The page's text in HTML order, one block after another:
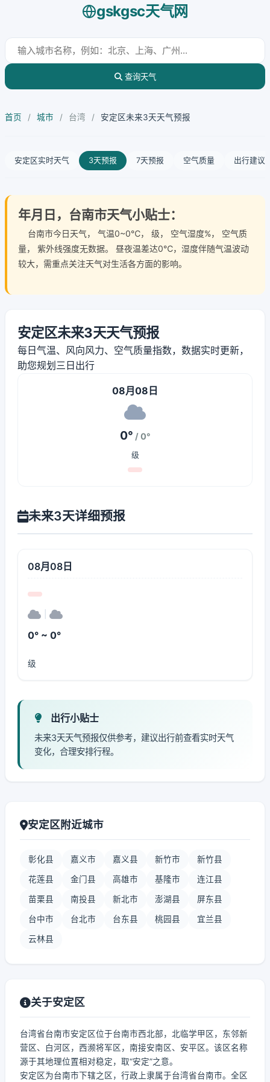
gskgsc天气网
查询天气
首页 / 城市 / 台湾 / 安定区未来3天天气预报
安定区实时天气 3天预报 7天预报 空气质量 出行建议
年月日，台南市天气小贴士：
台南市今日天气， 气温0~0℃， 级， 空气湿度%， 空气质
量， 紫外线强度无数据。 昼夜温差达0℃，湿度伴随气温波动
较大，需重点关注天气对生活各方面的影响。
安定区未来3天天气预报
每日气温、风向风力、空气质量指数，数据实时更新，
助您规划三日出行
08月08日
0° / 0°
级
未来3天详细预报
08月08日
0° ~ 0°
级
出行小贴士
未来3天天气预报仅供参考，建议出行前查看实时天气
变化，合理安排行程。
安定区附近城市
彰化县 嘉义市 嘉义县 新竹市 新竹县
花莲县 金门县 高雄市 基隆市 连江县
苗栗县 南投县 新北市 澎湖县 屏东县
台中市 台北市 台东县 桃园县 宜兰县
云林县
关于安定区
台湾省台南市安定区位于台南市西北部，北临学甲区，东邻新
营区、白河区，西濒将军区，南接安南区、安平区。该区名称
源于其地理位置相对稳定，取“安定”之意。
安定区为台南市下辖之区，行政上隶属于台湾省台南市。全区